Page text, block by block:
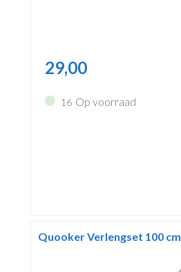
29,00
16 Op voorraad
Quooker Verlengset 100 cm